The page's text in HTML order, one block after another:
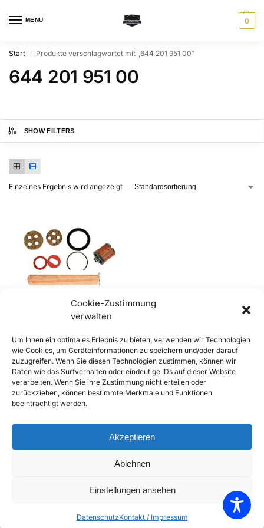
Cookie-Zustimmung
verwalten
Um Ihnen ein optimales Erlebnis zu bieten, verwenden wir Technologien
wie Cookies, um Geräteinformationen zu speichern und/oder darauf
zuzugreifen. Wenn Sie diesen Technologien zustimmen, können wir
Daten wie das Surfverhalten oder eindeutige IDs auf dieser Website
verarbeiten. Wenn Sie ihre Zustimmung nicht erteilen oder
zurückziehen, können bestimmte Merkmale und Funktionen
beeinträchtigt werden.
Akzeptieren
Ablehnen
Einstellungen ansehen
DatenschutzKontakt / Impressum
MENU 0
Start / Produkte verschlagwortet mit „644 201 951 00“
644 201 951 00
SHOW FILTERS
Einzelnes Ergebnis wird angezeigt
Benzinhahn, Kraftstoffhahn
Reparatursatz
€79,90 inkl. Mwst
Enthält 20% Mwst
zzgl.Versand
Lieferzeit: Sofort lieferbar
Add to Compare